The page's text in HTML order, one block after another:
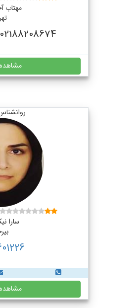
مهتاب
02188208674 - 09006100115
سارا